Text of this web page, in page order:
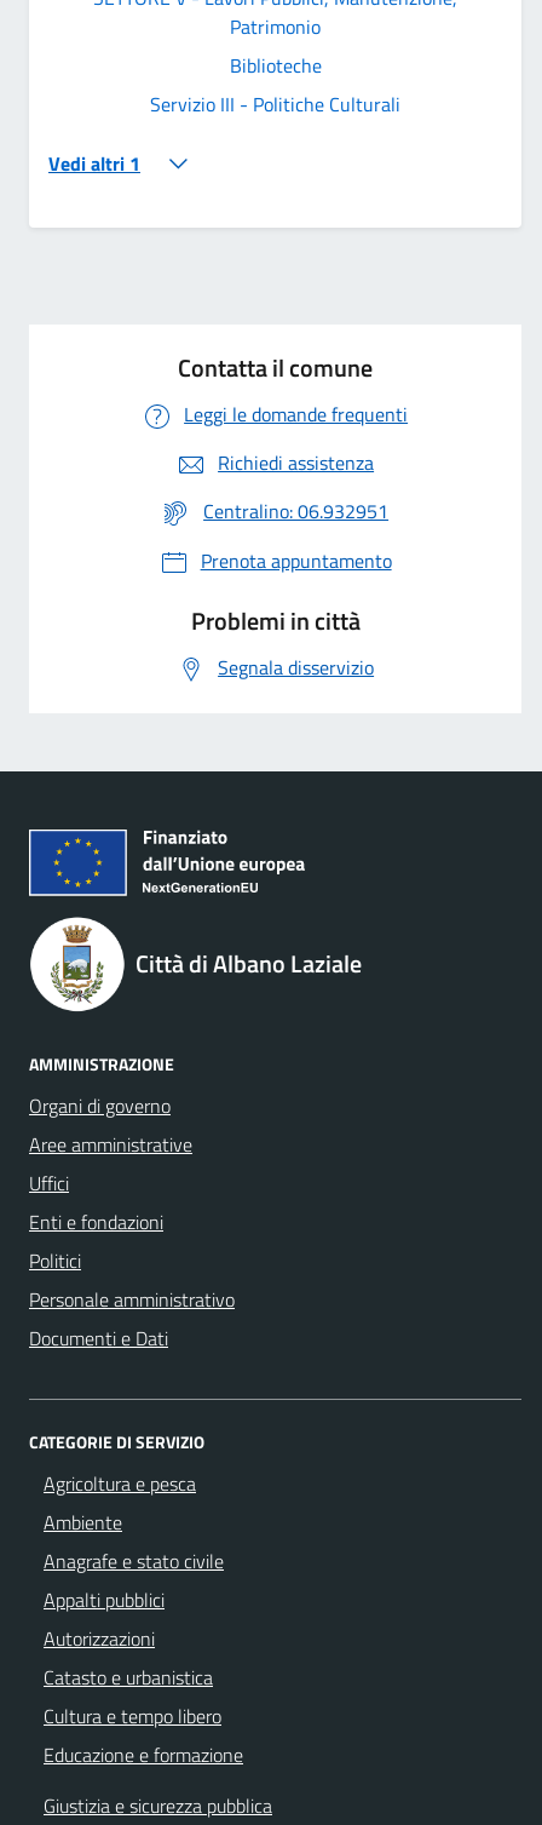
Patrimonio
Biblioteche
Servizio III - Politiche Culturali
Vedi altri 1
Contatta il comune
Leggi le domande frequenti
Richiedi assistenza
Centralino: 06.932951
Prenota appuntamento
Problemi in città
Segnala disservizio
Città di Albano Laziale
AMMINISTRAZIONE
Organi di governo
Aree amministrative
Uffici
Enti e fondazioni
Politici
Personale amministrativo
Documenti e Dati
CATEGORIE DI SERVIZIO
Agricoltura e pesca
Ambiente
Anagrafe e stato civile
Appalti pubblici
Autorizzazioni
Catasto e urbanistica
Cultura e tempo libero
Educazione e formazione
Giustizia e sicurezza pubblica